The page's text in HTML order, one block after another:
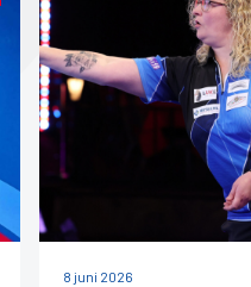
8 juni 2026